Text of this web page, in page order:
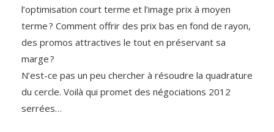
l’optimisation court terme et l’image prix à moyen
terme ? Comment offrir des prix bas en fond de rayon,
des promos attractives le tout en préservant sa
marge ?
N’est-ce pas un peu chercher à résoudre la quadrature
du cercle. Voilà qui promet des négociations 2012
serrées…